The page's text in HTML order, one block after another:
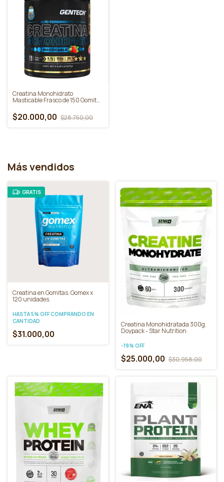
Creatina Monohidrato
Masticable Frasco de 150 Gomitas
$20.000,00 $28.750,00
Más vendidos
GRATIS
Creatina en Gomitas. Gomex x
120 unidades.
HASTA 5% OFFCOMPRANDO EN
CANTIDAD
$31.000,00
Creatina Monohidratada 300g.
Doypack - Star Nutrition
-19% OFF
$25.000,00 $30.958,00